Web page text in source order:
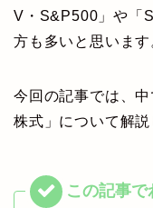
V・S&P500」や「
方も多いと思います
今回の記事では、
株式」について解説